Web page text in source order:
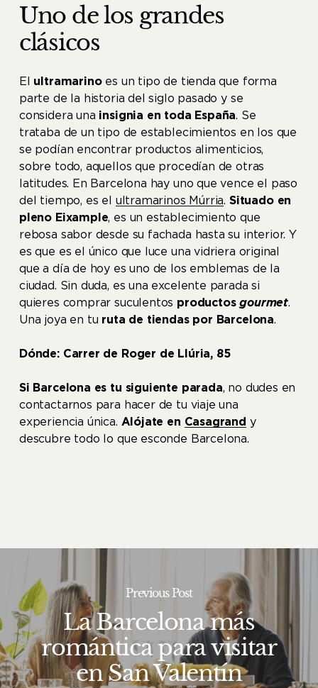
Uno de los grandes
clásicos
El ultramarinoes un tipo de tienda que forma
parte de la historia del siglo pasado y se
considera una insignia en toda España. Se
trataba de un tipo de establecimientos en los que
se podían encontrar productos alimenticios,
sobre todo, aquellos que procedían de otras
latitudes. En Barcelona hay uno que vence el paso
del tiempo, es el ultramarinos Múrria. Situado en
pleno Eixample, es un establecimiento que
rebosa sabor desde su fachada hasta su interior. Y
es que es el único que luce una vidriera original
que a día de hoy es uno de los emblemas de la
ciudad. Sin duda, es una excelente parada si
quieres comprar suculentos productosgourmet.
Una joya en tu ruta de tiendas por Barcelona.
Dónde: Carrer de Roger de Llúria, 85
Si Barcelona es tu siguiente parada, no dudes en
contactarnos para hacer de tu viaje una
experiencia única. Alójate en Casagrand y
descubre todo lo que esconde Barcelona.
Previous Post
La Barcelona más
romántica para visitar
en San Valentín